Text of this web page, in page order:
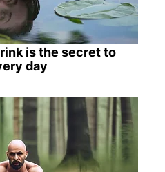
is the secret to
day